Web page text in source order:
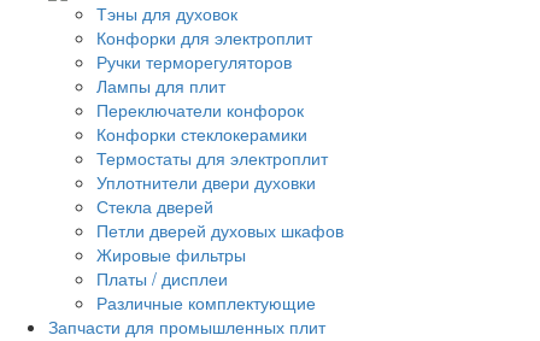
Тэны для духовок
Конфорки для электроплит
Ручки терморегуляторов
Лампы для плит
Переключатели конфорок
Конфорки стеклокерамики
Термостаты для электроплит
Уплотнители двери духовки
Стекла дверей
Петли дверей духовых шкафов
Жировые фильтры
Платы / дисплеи
Различные комплектующие
Запчасти для промышленных плит